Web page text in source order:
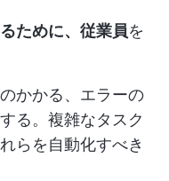
ために、従業員を
かかる、エラーの
る。複雑なタスク
らを自動化すべき